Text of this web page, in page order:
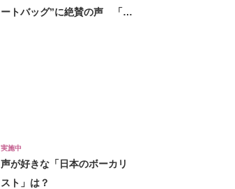
ートバッグ”に絶賛の声 「と
実施中
声が好きな「日本のボーカリ
スト」は？